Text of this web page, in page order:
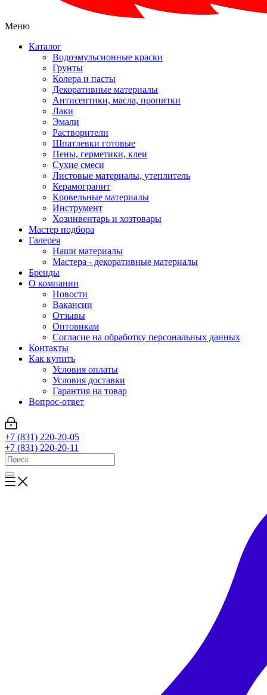
Меню
Каталог
Водоэмульсионные краски
Грунты
Колера и пасты
Декоративные материалы
Антисептики, масла, пропитки
Лаки
Эмали
Растворители
Шпатлевки готовые
Пены, герметики, клеи
Сухие смеси
Листовые материалы, утеплитель
Керамогранит
Кровельные материалы
Инструмент
Хозинвентарь и хозтовары
Мастер подбора
Галерея
Наши материалы
Мастера - декоративные материалы
Бренды
О компании
Новости
Вакансии
Отзывы
Оптовикам
Cогласие на обработку персональных данных
Контакты
Как купить
Условия оплаты
Условия доставки
Гарантия на товар
Вопрос-ответ
+7 (831) 220-20-05
+7 (831) 220-20-11